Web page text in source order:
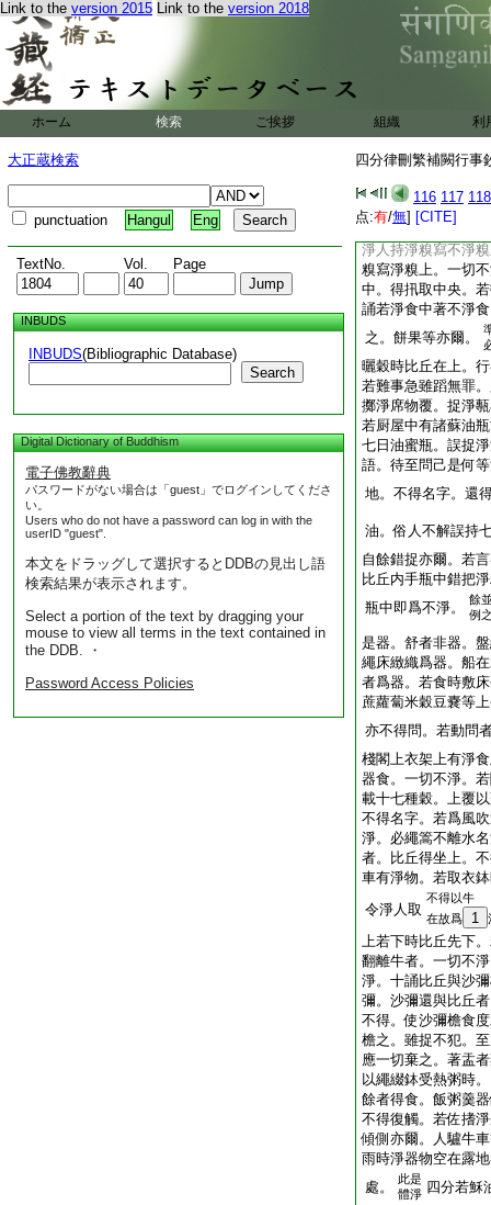
Link to the version 2015 Link to the version 2018
ホーム 検索 ご挨拶 組織 利
大正蔵検索
punctuation Hangul Eng
TextNo. Vol. Page
INBUDS
INBUDS(Bibliographic Database)
Search
Digital Dictionary of Buddhism
電子佛教辭典
パスワードがない場合は「guest」でログインしてくださ
い。
Users who do not have a password can log in with the
userID "guest".
本文をドラッグして選択するとDDBの見出し語
検索結果が表示されます。
Select a portion of the text by dragging your
mouse to view all terms in the text contained in
the DDB. ・
Password Access Policies
四分律刪繁補闕行事
116 117 118
点:有/無] [CITE]
法受用僧物。文廣
愧輕慢佛語。自物
可得出期。五百問
白衣。沙彌白衣洗
比丘亦得。僧祇若
糗飯與僧者。上座
淨人持淨糗寫不淨
糗寫淨糗上。一切
中。得扟取中央。
誦若淨食中著不淨
之。餅果等亦爾。
曬穀時比丘在上。
若難事急雖蹈無罪
擲淨席物覆。捉淨
若厨屋中有諸蘇油
七日油蜜瓶。誤捉
語。待至問己是何
地。不得名字。還
油。俗人不解誤持
自餘錯捉亦爾。若
比丘内手瓶中錯把
瓶中即爲不淨。
餘
例
是器。舒者非器。
繩床緻織爲器。船
者爲器。若食時敷
蔗蘿蔔米穀豆嚢等
亦不得問。若動問
棧閣上衣架上有淨
器食。一切不淨。
載十七種穀。上覆
不得名字。若爲風
淨。必繩篙不離水
者。比丘得坐上。
車有淨物。若取衣
令淨人取
不得以牛
在故爲
1
上若下時比丘先下
翻離牛者。一切不
淨。十誦比丘與沙
彌。沙彌還與比丘
不得。使沙彌檐食
檐之。雖捉不犯。
應一切棄之。著盂
以繩綴鉢受熱粥時
餘者得食。飯粥羹
不得復觸。若佐搘
傾側亦爾。人驢牛
雨時淨器物空在露
處。
此是
體淨 四分若穌